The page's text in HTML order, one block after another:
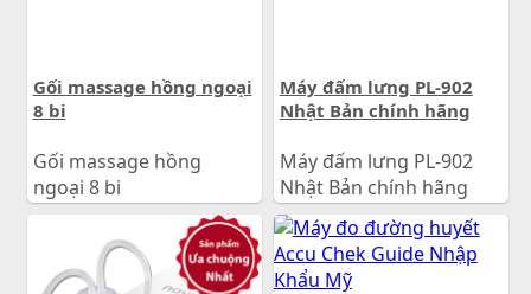
Gối massage hồng ngoại
8 bi
Gối massage hồng
ngoại 8 bi
600.000đ
Máy đấm lưng PL-902
Nhật Bản chính hãng
Máy đấm lưng PL-902
Nhật Bản chính hãng
Giá:600.000đ